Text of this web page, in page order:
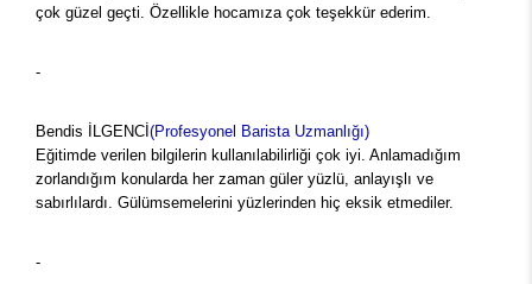
çok güzel geçti. Özellikle hocamıza çok teşekkür ederim.
-
Bendis İLGENCİ (Profesyonel Barista Uzmanlığı)
Eğitimde verilen bilgilerin kullanılabilirliği çok iyi. Anlamadığım
zorlandığım konularda her zaman güler yüzlü, anlayışlı ve
sabırlılardı. Gülümsemelerini yüzlerinden hiç eksik etmediler.
-